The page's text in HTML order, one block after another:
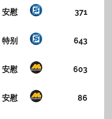
安慰 371
特别 643
安慰 603
安慰 86